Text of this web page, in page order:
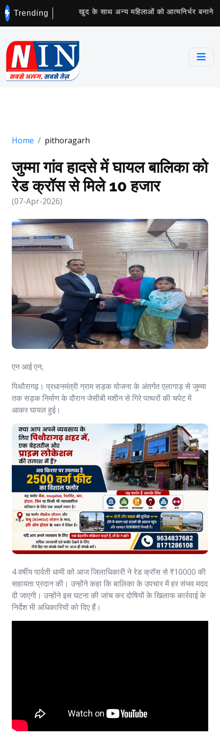
Trending
व्यक्ति की मौत खुद के साथ अन्य महिलाओं को आत्मनिर्भर बनाने वाली
Home pithoragarh
जुम्मा गांव हादसे में घायल बालिका को
रेड क्रॉस से मिले 10 हजार
(07-Apr-2026)
एन आई एन,
पिथौरागढ़। प्रधानमंत्री ग्राम सड़क योजना के अंतर्गत एलागाड़ से जुम्मा
तक सड़क निर्माण के दौरान जेसीबी मशीन से गिरे पत्थरों की चपेट में
आकर घायल हुई।
4 वर्षीय पार्वती धामी को आज जिलाधिकारी ने रेड क्रॉस से ₹10000 की
सहायता प्रदान की। उन्होंने कहा कि बालिका के उपचार में हर संभव मदद
दी जाएगी। उन्होंने इस घटना की जांच कर दोषियों के खिलाफ कार्रवाई के
निर्देश भी अधिकारियों को दिए हैं।